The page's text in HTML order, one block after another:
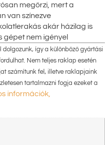
megőrzi, mert a
van színezve
akár házilag is
gépet nem igényel
dolgozunk, így a különböző gyártási
Nem teljes raklap esetén
számítunk fel, illetve raklapjaink
tartalmazni fogja ezeket a
információk,